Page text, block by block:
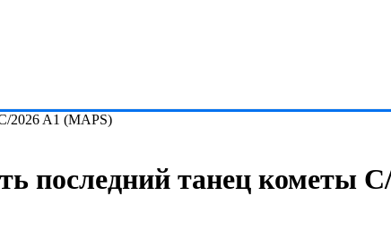
2026 A1 (MAPS)
последний танец кометы